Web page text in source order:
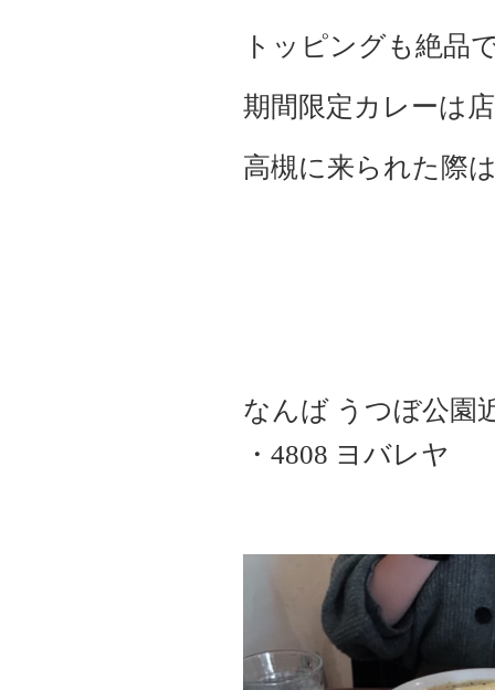
トッピングも絶品
期間限定カレーは
高槻に来られた際
なんば うつぼ公園
・4808 ヨバレヤ